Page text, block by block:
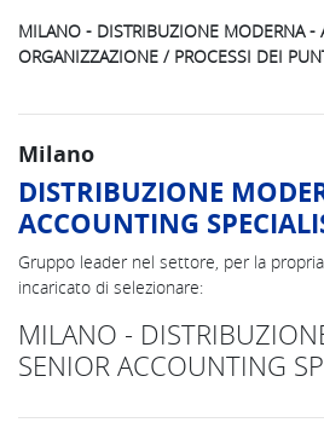
MILANO - DISTRIBUZIONE MODERNA -
ORGANIZZAZIONE / PROCESSI DEI
Milano
DISTRIBUZIONE
ACCOUNTING
Gruppo leader nel settore, per la
incaricato di selezionare:
MILANO -
SENIOR ACCOUNTING